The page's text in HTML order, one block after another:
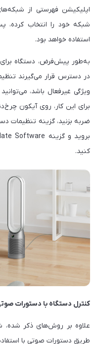
شبکه خود را انتخاب کرده،
استفاده خواهد بود.
به‌طور پیش‌فرض، دستگاه برای
در دسترس قرار می‌گیرند
ویژگی غیرفعال باشد،
برای این کار، روی آیکون
ضربه بزنید، گزینه تنظیمات
کنید.
کنترل دستگاه با دستورات